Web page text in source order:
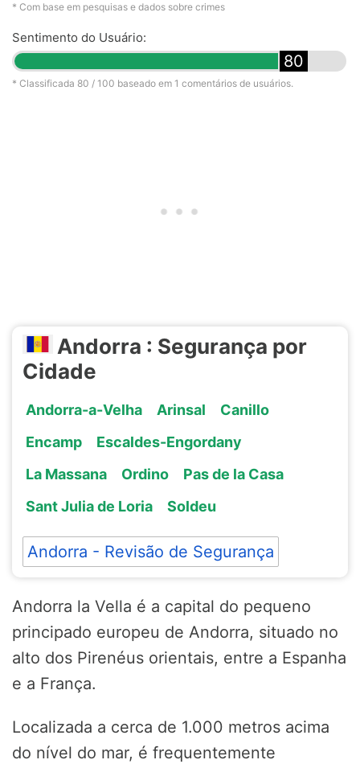
* Com base em pesquisas e dados sobre crimes
Sentimento do Usuário:
80
* Classificada 80 / 100 baseado em 1 comentários de usuários.
Andorra : Segurança por
Cidade
Andorra-a-Velha Arinsal
Canillo
Encamp
Escaldes-Engordany
La Massana
Ordino
Pas de la Casa
Sant Julia de Loria
Soldeu
Andorra - Revisão de Segurança
Andorra la Vella é a capital do pequeno
principado europeu de Andorra, situado no
alto dos Pirenéus orientais, entre a Espanha
e a França.
Localizada a cerca de 1.000 metros acima
do nível do mar, é frequentemente